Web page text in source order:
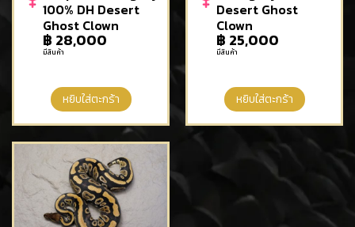
100% DH Desert
Ghost Clown
฿ 28,000
มีสินค้า
หยิบใส่ตะกร้า
Desert Ghost
Clown
฿ 25,000
มีสินค้า
หยิบใส่ตะกร้า